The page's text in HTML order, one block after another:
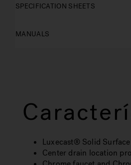
SPECIFICATION SHEETS
MANUALS
Luxecast® Solid
Center drain location